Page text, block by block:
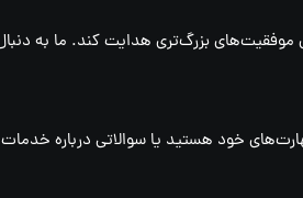
بزرگ‌تری هدایت کند. ما به دنبال
خود هستید یا سوالاتی درباره